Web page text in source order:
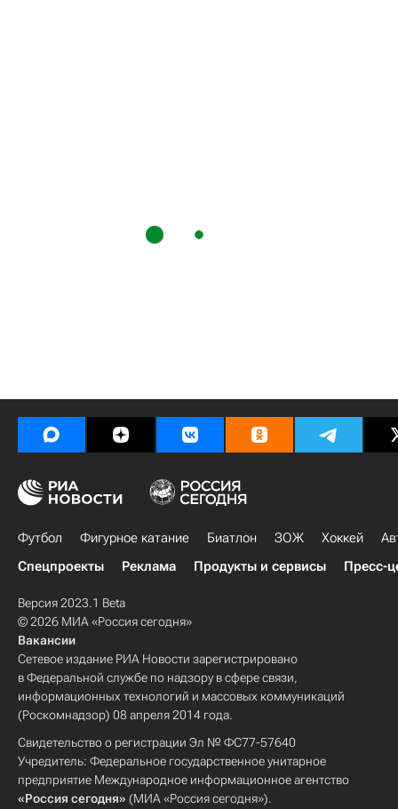
Футбол Фигурное катание Биатлон ЗОЖ Хоккей
Спецпроекты
Реклама Продукты и сервисы Пресс-
Версия 2023.1 Beta
© 2026 МИА «Россия сегодня»
Вакансии
Сетевое издание РИА Новости зарегистрировано
в Федеральной службе по надзору в сфере связи,
информационных технологий и массовых коммуникаций
(Роскомнадзор) 08 апреля 2014 года.
Свидетельство о регистрации Эл № ФС77-57640
Учредитель: Федеральное государственное унитарное
предприятие Международное информационное агентство
«Россия сегодня» (МИА «Россия сегодня»).